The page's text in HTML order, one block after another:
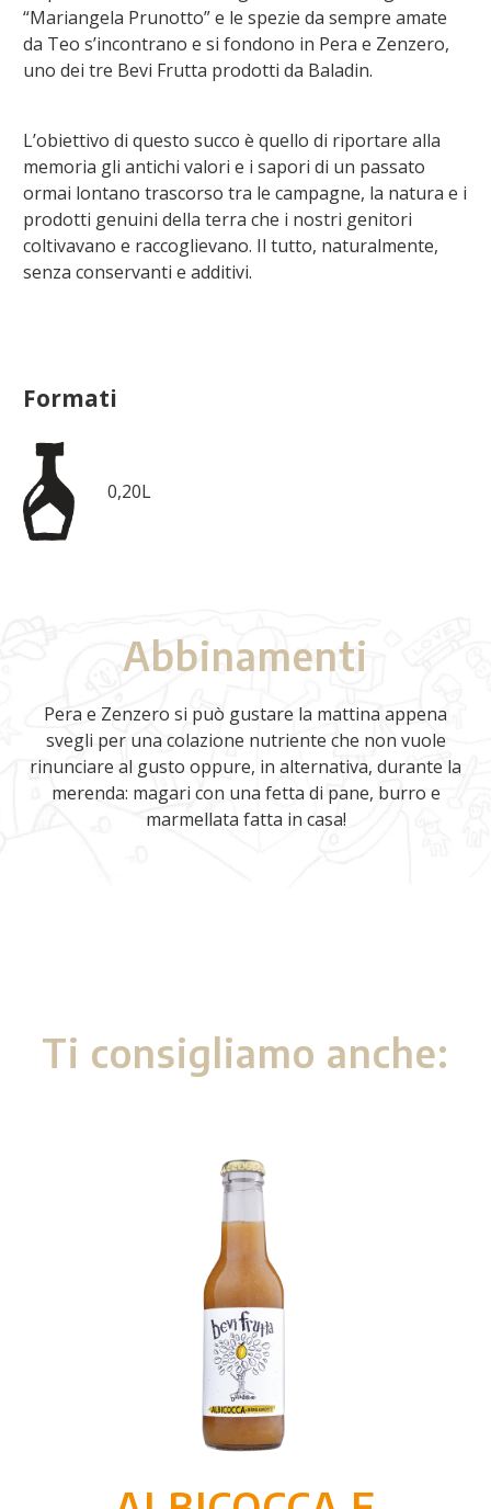
“Mariangela Prunotto” e le spezie da sempre amate
da Teo s’incontrano e si fondono in Pera e Zenzero,
uno dei tre Bevi Frutta prodotti da Baladin.
L’obiettivo di questo succo è quello di riportare alla
memoria gli antichi valori e i sapori di un passato
ormai lontano trascorso tra le campagne, la natura e i
prodotti genuini della terra che i nostri genitori
coltivavano e raccoglievano. Il tutto, naturalmente,
senza conservanti e additivi.
Formati
0,20L
Abbinamenti
Pera e Zenzero si può gustare la mattina appena
svegli per una colazione nutriente che non vuole
rinunciare al gusto oppure, in alternativa, durante la
merenda: magari con una fetta di pane, burro e
marmellata fatta in casa!
Ti consigliamo anche: